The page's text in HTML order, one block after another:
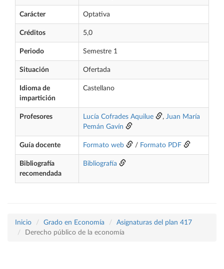
Carácter Optativa
Créditos 5,0
Periodo Semestre 1
Situación Ofertada
Idioma de
impartición
Castellano
Profesores Lucía Cofrades Aquilue , Juan María
Pemán Gavín
Guía docente Formato web / Formato PDF
Bibliografía
recomendada
Bibliografía
Inicio Grado en Economía
Asignaturas del plan 417
Derecho público de la economía